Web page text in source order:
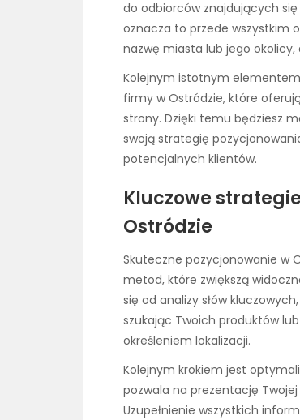
do odbiorców znajdujących
oznacza to przede wszystkim
nazwę miasta lub jego
Kolejnym istotnym elementem
firmy w Ostródzie, które
strony. Dzięki temu będziesz
swoją strategię
potencjalnych klientów.
Kluczowe
Ostródzie
Skuteczne pozycjonowanie w
metod, które zwiększą
się od analizy słów
szukając Twoich produktów
określeniem lokalizacji.
Kolejnym krokiem jest
pozwala na prezentację
Uzupełnienie wszystkich